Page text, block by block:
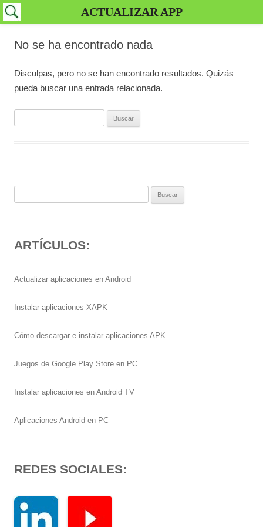
No se ha encontrado nada
Disculpas, pero no se han encontrado resultados. Quizás
pueda buscar una entrada relacionada.
ARTÍCULOS:
Actualizar aplicaciones en Android
Instalar aplicaciones XAPK
Cómo descargar e instalar aplicaciones APK
Juegos de Google Play Store en PC
Instalar aplicaciones en Android TV
Aplicaciones Android en PC
REDES SOCIALES:
ACTUALIZAR APP